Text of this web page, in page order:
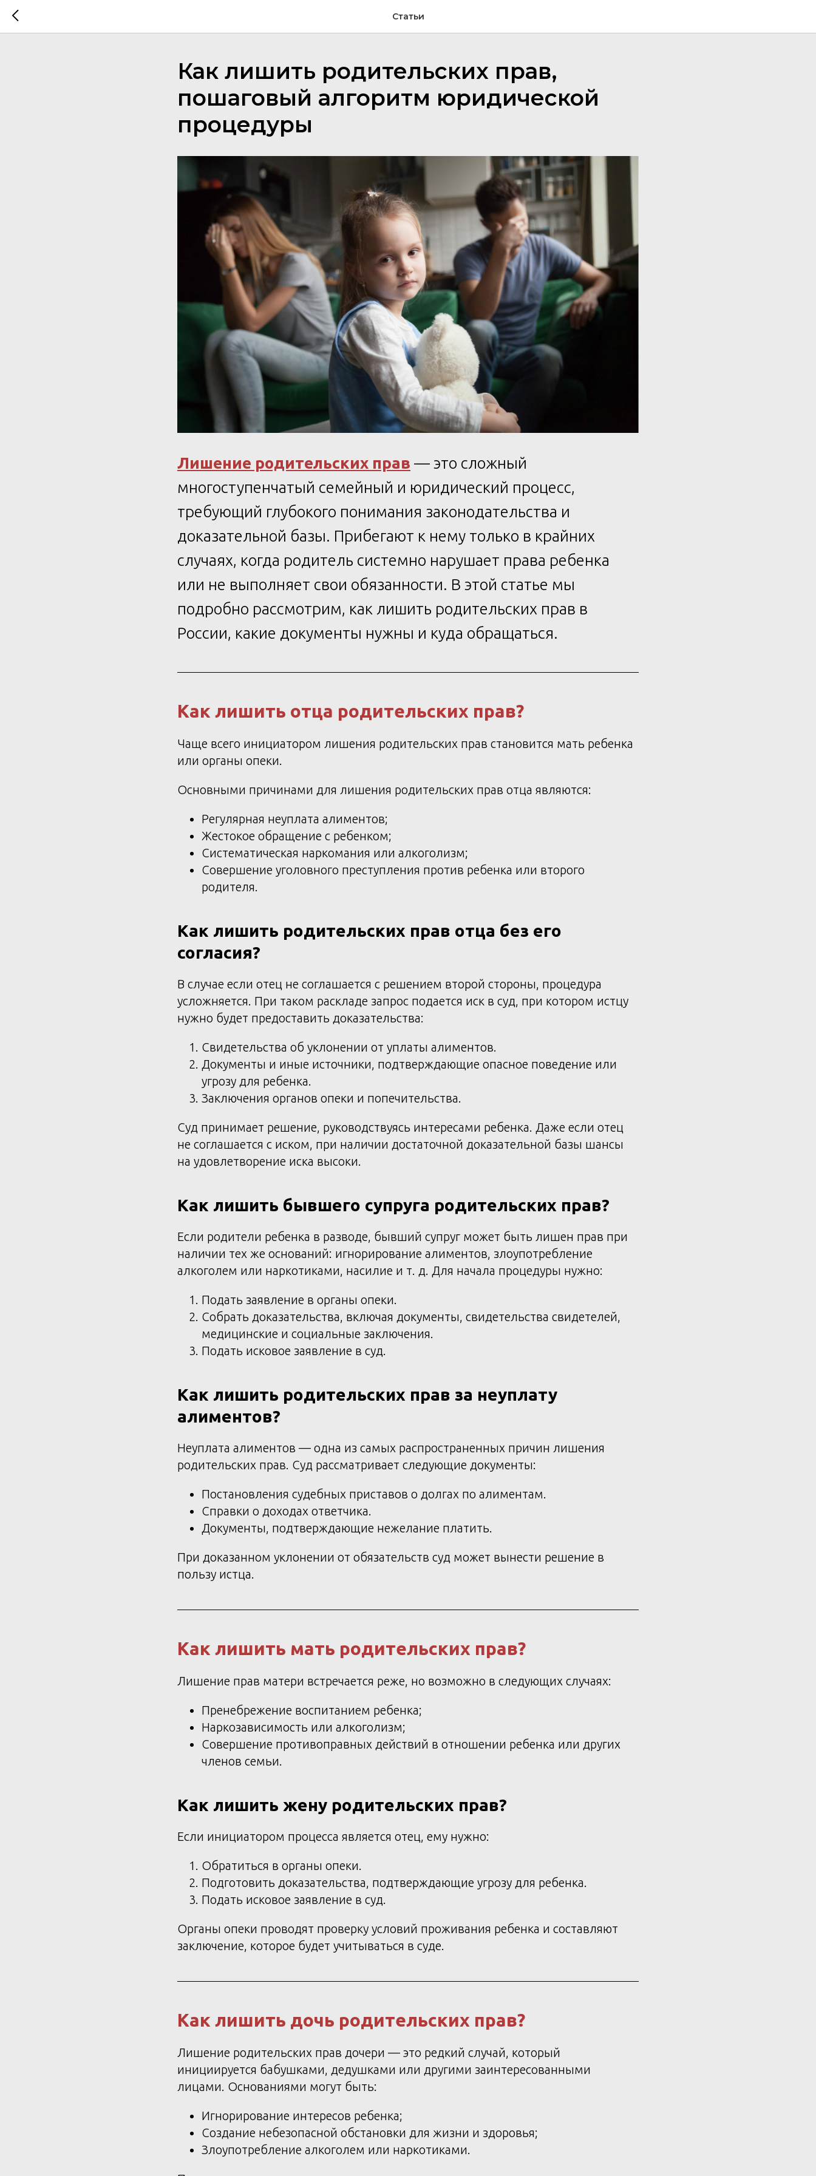
Статьи
Как лишить родительских прав,
пошаговый алгоритм юридической
процедуры
Лишение родительских прав — это сложный
многоступенчатый семейный и юридический процесс,
требующий глубокого понимания законодательства и
доказательной базы. Прибегают к нему только в крайних
случаях, когда родитель системно нарушает права ребенка
или не выполняет свои обязанности. В этой статье мы
подробно рассмотрим, как лишить родительских прав в
России, какие документы нужны и куда обращаться.
Как лишить отца родительских прав?
Чаще всего инициатором лишения родительских прав становится мать ребенка
или органы опеки.
Основными причинами для лишения родительских прав отца являются:
Регулярная неуплата алиментов;
Жестокое обращение с ребенком;
Систематическая наркомания или алкоголизм;
Совершение уголовного преступления против ребенка или второго
родителя.
Как лишить родительских прав отца без его
согласия?
В случае если отец не соглашается с решением второй стороны, процедура
усложняется. При таком раскладе запрос подается иск в суд, при котором истцу
нужно будет предоставить доказательства:
Свидетельства об уклонении от уплаты алиментов.
Документы и иные источники, подтверждающие опасное поведение или
угрозу для ребенка.
Заключения органов опеки и попечительства.
Суд принимает решение, руководствуясь интересами ребенка. Даже если отец
не соглашается с иском, при наличии достаточной доказательной базы шансы
на удовлетворение иска высоки.
Как лишить бывшего супруга родительских прав?
Если родители ребенка в разводе, бывший супруг может быть лишен прав при
наличии тех же оснований: игнорирование алиментов, злоупотребление
алкоголем или наркотиками, насилие и т. д. Для начала процедуры нужно:
Подать заявление в органы опеки.
Собрать доказательства, включая документы, свидетельства свидетелей,
медицинские и социальные заключения.
Подать исковое заявление в суд.
Как лишить родительских прав за неуплату
алиментов?
Неуплата алиментов — одна из самых распространенных причин лишения
родительских прав. Суд рассматривает следующие документы:
Постановления судебных приставов о долгах по алиментам.
Справки о доходах ответчика.
Документы, подтверждающие нежелание платить.
При доказанном уклонении от обязательств суд может вынести решение в
пользу истца.
Как лишить мать родительских прав?
Лишение прав матери встречается реже, но возможно в следующих случаях:
Пренебрежение воспитанием ребенка;
Наркозависимость или алкоголизм;
Совершение противоправных действий в отношении ребенка или других
членов семьи.
Как лишить жену родительских прав?
Если инициатором процесса является отец, ему нужно:
Обратиться в органы опеки.
Подготовить доказательства, подтверждающие угрозу для ребенка.
Подать исковое заявление в суд.
Органы опеки проводят проверку условий проживания ребенка и составляют
заключение, которое будет учитываться в суде.
Как лишить дочь родительских прав?
Лишение родительских прав дочери — это редкий случай, который
инициируется бабушками, дедушками или другими заинтересованными
лицами. Основаниями могут быть:
Игнорирование интересов ребенка;
Создание небезопасной обстановки для жизни и здоровья;
Злоупотребление алкоголем или наркотиками.